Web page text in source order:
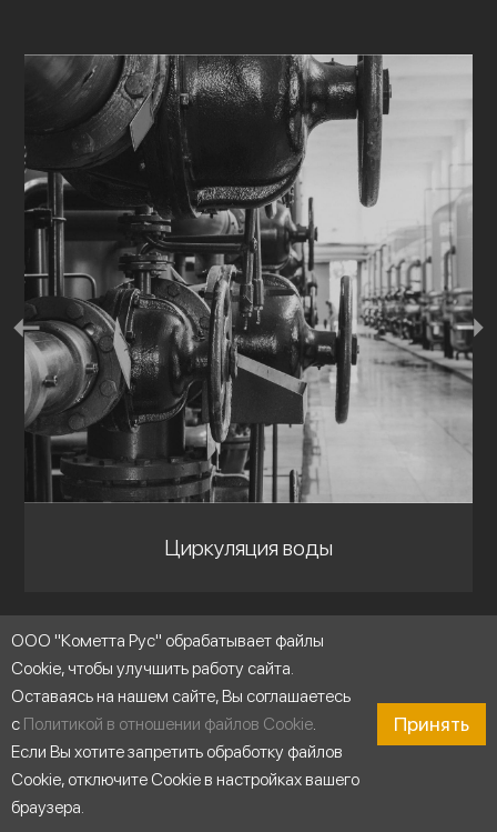
Циркуляция воды
ООО "Кометта Рус" обрабатывает файлы
Cookie, чтобы улучшить работу сайта.
Оставаясь на нашем сайте, Вы соглашаетесь
с Политикой в отношении файлов Cookie.
Если Вы хотите запретить обработку файлов
Cookie, отключите Cookie в настройках вашего
браузера.
Принять